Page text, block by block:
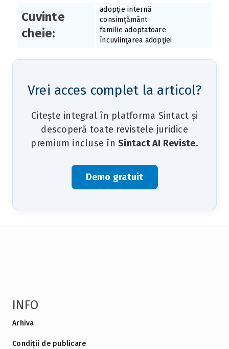
Cuvinte
cheie:
adopţie internă
consimţământ
familie adoptatoare
încuviinţarea adopţiei
Vrei acces complet la articol?
Citește integral în platforma Sintact și
descoperă toate revistele juridice
premium incluse în Sintact AI Reviste.
Demo gratuit
INFO
Arhiva
Condiții de publicare